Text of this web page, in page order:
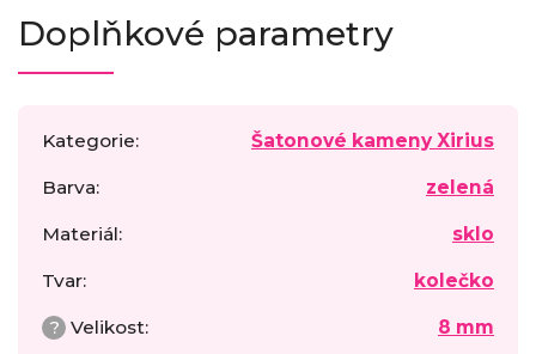
Doplňkové parametry
Kategorie: Šatonové kameny Xirius
Barva: zelená
Materiál: sklo
Tvar: kolečko
? Velikost: 8 mm